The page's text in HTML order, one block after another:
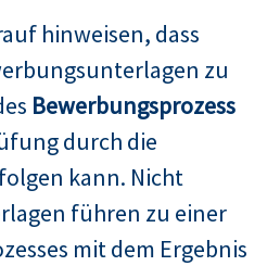
hinweisen, dass
zu
Bewerbungsprozess
durch die
kann. Nicht
führen zu einer
mit dem Ergebnis